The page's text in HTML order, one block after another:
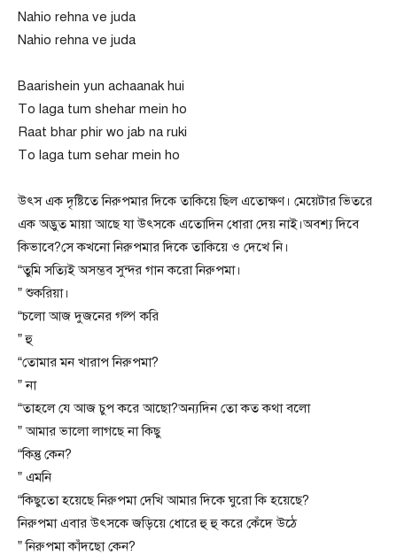
Nahio rehna ve juda
Nahio rehna ve juda
Baarishein yun achaanak hui
To laga tum shehar mein ho
Raat bhar phir wo jab na ruki
To laga tum sehar mein ho
উৎস এক দৃষ্টিতে নিরুপমার দিকে তাকিয়ে ছিল এতোক্ষণ। মেয়েটার ভিতরে
এক অদ্ভুত মায়া আছে যা উৎসকে এতোদিন ধোরা দেয় নাই।অবশ্য দিবে
কিভাবে?সে কখনো নিরুপমার দিকে তাকিয়ে ও দেখে নি।
“তুমি সত্যিই অসম্ভব সুন্দর গান করো নিরুপমা।
” শুকরিয়া।
“চলো আজ দুজনের গল্প করি
” হু
“তোমার মন খারাপ নিরুপমা?
” না
“তাহলে যে আজ চুপ করে আছো?অন্যদিন তো কত কথা বলো
” আমার ভালো লাগছে না কিছু
“কিন্তু কেন?
” এমনি
“কিছুতো হয়েছে নিরুপমা দেখি আমার দিকে ঘুরো কি হয়েছে?
নিরুপমা এবার উৎসকে জড়িয়ে ধোরে হু হু করে কেঁদে উঠে
” নিরুপমা কাঁদছো কেন?